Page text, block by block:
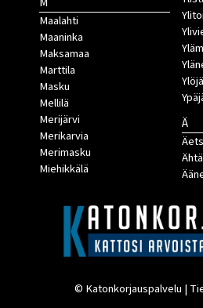
Maalahti
Maaninka
Maksamaa
Marttila
Masku
Mellilä
Merijärvi
Merikarvia
Merimasku
Miehikkälä
Ä
© Katonkorjauspalvelu |